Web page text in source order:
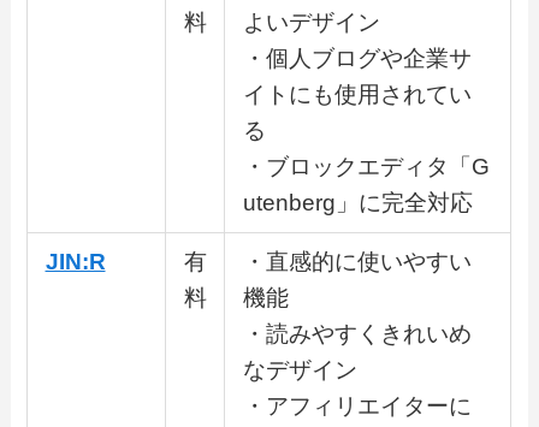
料
よいデザイン
・個人ブログや企業サ
イトにも使用されてい
る
・ブロックエディタ「G
utenberg」に完全対応
JIN:R
有
料
・直感的に使いやすい
機能
・読みやすくきれいめ
なデザイン
・アフィリエイターに